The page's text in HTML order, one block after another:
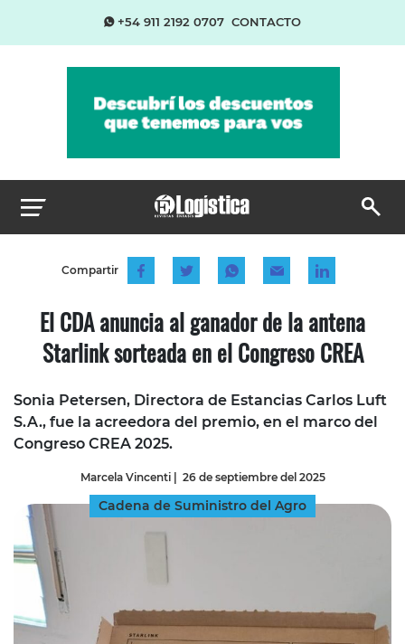
+54 911 2192 0707 CONTACTO
Compartir
El CDA anuncia al ganador de la antena
Starlink sorteada en el Congreso CREA
Sonia Petersen, Directora de Estancias Carlos Luft
S.A., fue la acreedora del premio, en el marco del
Congreso CREA 2025.
Marcela Vincenti| 26 de septiembre del 2025
Cadena de Suministro del Agro